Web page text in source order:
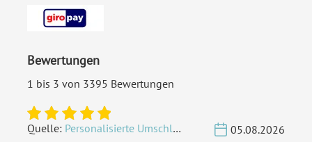
Porto pro Stück:
innerhalb Deutschland
EAN: 4251560671469
Bewertungen
1 bis 3 von 3395 Bewertungen
Quelle: Personalisierte Umschläge - Vintage - Quadrat 155 x 155 mm
05.08.2026